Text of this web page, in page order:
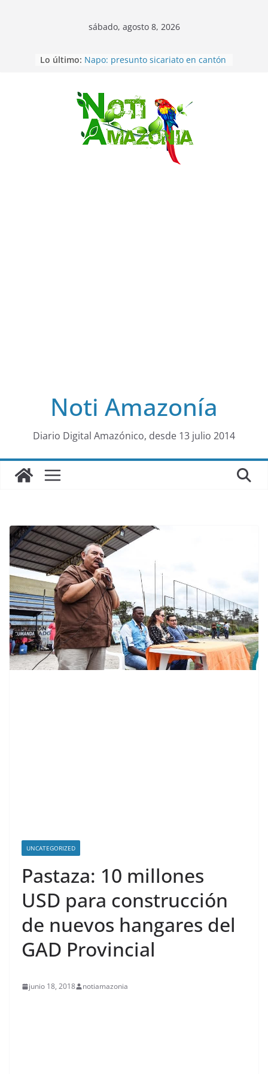
Saltar
al
sábado, agosto 8, 2026
Lo último: Napo: presunto sicariato en cantón
desaparecidos fueron encontrados
muertos en Puerto lopez
Sentencian a 34 años de prisión a
implicados en caso de Alison,
oriunda de Tena
Vozinha, el arquero sensación de
cabo Verde, ya llegó para
Noti Amazonía
Diario Digital Amazónico, desde 13 julio 2014
UNCATEGORIZED
Pastaza: 10 millones
USD para construcción
de nuevos hangares del
GAD Provincial
junio 18, 2018 notiamazonia